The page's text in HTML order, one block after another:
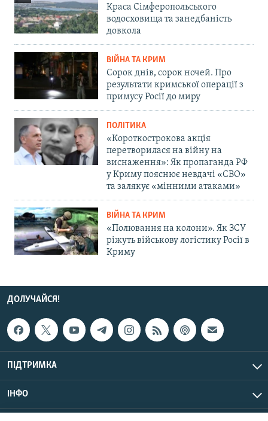
Краса Сімферопольського
водосховища та занедбаність
довкола
ВІЙНА ТА КРИМ
Сорок днів, сорок ночей. Про
результати кримської операції з
примусу Росії до миру
ПОЛІТИКА
«Короткострокова акція
перетворилася на війну на
виснаження»: Як пропаганда РФ
у Криму пояснює невдачі «СВО»
та залякує «мінними атаками»
ВІЙНА ТА КРИМ
«Полювання на колони». Як ЗСУ
ріжуть військову логістику Росії в
Криму
ДОЛУЧАЙСЯ!
ПІДТРИМКА
ІНФО